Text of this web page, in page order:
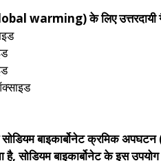
warming) के लिए
बाइकार्बोनेट क्रमिक अपघटन
है, सोडियम बाइकार्बोनेट के इस